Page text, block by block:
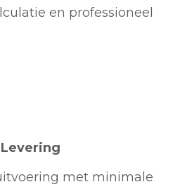
en professioneel
met minimale